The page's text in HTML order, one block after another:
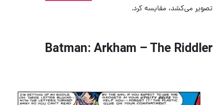
تصویر می‌کشد، مقایسه کرد.
Batman: Arkham – The Riddler